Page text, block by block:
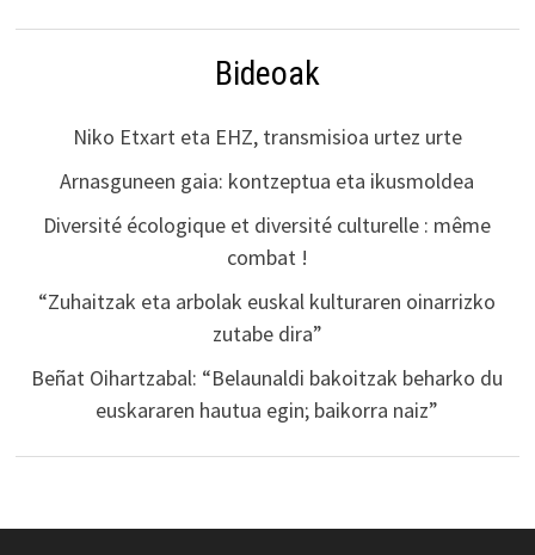
Bideoak
Niko Etxart eta EHZ, transmisioa urtez urte
Arnasguneen gaia: kontzeptua eta ikusmoldea
Diversité écologique et diversité culturelle : même
combat !
“Zuhaitzak eta arbolak euskal kulturaren oinarrizko
zutabe dira”
Beñat Oihartzabal: “Belaunaldi bakoitzak beharko du
euskararen hautua egin; baikorra naiz”